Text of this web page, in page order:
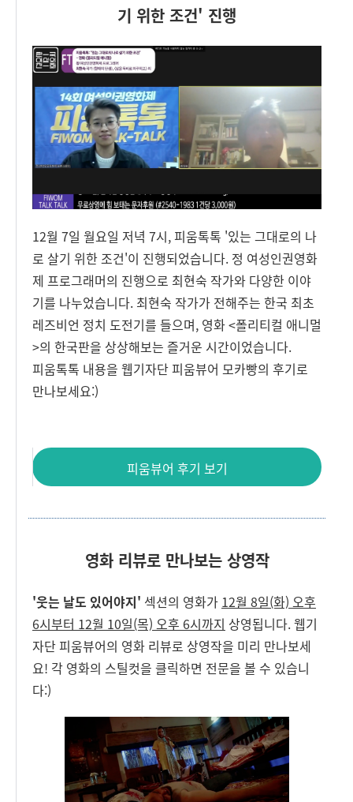
기 위한 조건' 진행
12월 7일 월요일 저녁 7시, 피움톡톡 '있는 그대로의 나
로 살기 위한 조건'이 진행되었습니다. 정 여성인권영화
제 프로그래머의 진행으로 최현숙 작가와 다양한 이야
기를 나누었습니다. 최현숙 작가가 전해주는 한국 최초
레즈비언 정치 도전기를 들으며, 영화 <폴리티컬 애니멀
>의 한국판을 상상해보는 즐거운 시간이었습니다.
피움톡톡 내용을 웹기자단 피움뷰어 모카빵의 후기로
만나보세요:)
피움뷰어 후기 보기
영화 리뷰로 만나보는 상영작
'웃는 날도 있어야지' 섹션의 영화가 12월 8일(화) 오후
6시부터 12월 10일(목) 오후 6시까지 상영됩니다. 웹기
자단 피움뷰어의 영화 리뷰로 상영작을 미리 만나보세
요! 각 영화의 스틸컷을 클릭하면 전문을 볼 수 있습니
다:)